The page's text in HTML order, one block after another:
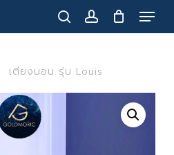
searchaccount
Menu
เตียงนอน รุ่น Louis